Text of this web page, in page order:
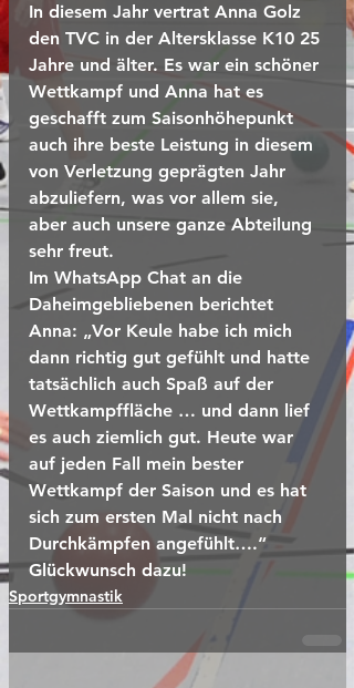
In diesem Jahr vertrat Anna Golz
den TVC in der Altersklasse K10 25
Jahre und älter. Es war ein schöner
Wettkampf und Anna hat es
geschafft zum Saisonhöhepunkt
auch ihre beste Leistung in diesem
von Verletzung geprägten Jahr
abzuliefern, was vor allem sie,
aber auch unsere ganze Abteilung
sehr freut.
Im WhatsApp Chat an die
Daheimgebliebenen berichtet
Anna: „Vor Keule habe ich mich
dann richtig gut gefühlt und hatte
tatsächlich auch Spaß auf der
Wettkampffläche … und dann lief
es auch ziemlich gut. Heute war
auf jeden Fall mein bester
Wettkampf der Saison und es hat
sich zum ersten Mal nicht nach
Durchkämpfen angefühlt….“
Glückwunsch dazu!
Sportgymnastik